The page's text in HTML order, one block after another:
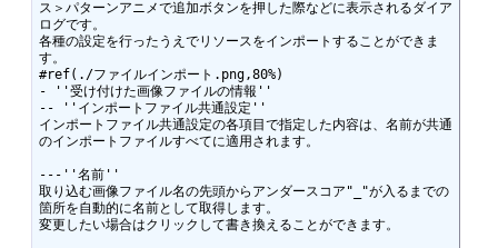
ス＞パターンアニメで追加ボタンを押した際などに表示されるダイア
ログです。
各種の設定を行ったうえでリソースをインポートすることができま
す。
#ref(./ファイルインポート.png,80%)
- ''受け付けた画像ファイルの情報''
-- ''インポートファイル共通設定''
インポートファイル共通設定の各項目で指定した内容は、名前が共通
のインポートファイルすべてに適用されます。
---''名前''
取り込む画像ファイル名の先頭からアンダースコア"_"が入るまでの
箇所を自動的に名前として取得します。
変更したい場合はクリックして書き換えることができます。